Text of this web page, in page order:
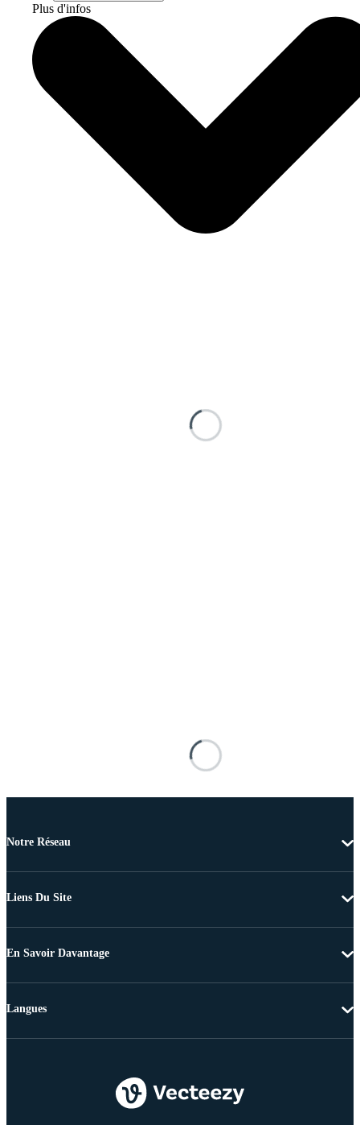
Plus d'infos
Notre Réseau
Liens Du Site
En Savoir Davantage
Langues